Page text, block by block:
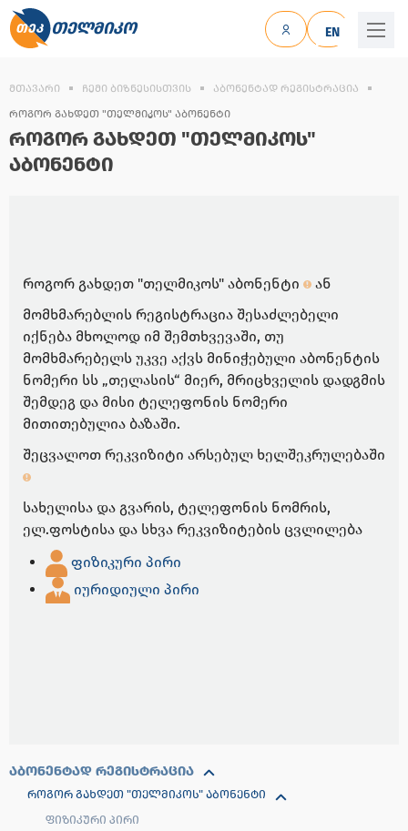
EN
ᲗᲔᲚᲛᲘᲙᲝ
ᲛᲗᲐᲕᲐᲠᲘ ᲩᲔᲛᲘ ᲑᲘᲖᲜᲔᲡᲘᲡᲗᲕᲘᲡ
ᲐᲑᲝᲜᲔᲜᲢᲐᲓ ᲠᲔᲒᲘᲡᲢᲠᲐᲪᲘᲐ
ᲠᲝᲒᲝᲠ ᲒᲐᲮᲓᲔᲗ "ᲗᲔᲚᲛᲘᲙᲝᲡ" ᲐᲑᲝᲜᲔᲜᲢᲘ
ᲠᲝᲒᲝᲠ ᲒᲐᲮᲓᲔᲗ "ᲗᲔᲚᲛᲘᲙᲝᲡ"
ᲐᲑᲝᲜᲔᲜᲢᲘ
ᲐᲑᲝᲜᲔᲜᲢᲐᲓ ᲠᲔᲒᲘᲡᲢᲠᲐᲪᲘᲐ
ᲠᲝᲒᲝᲠ ᲒᲐᲮᲓᲔᲗ "ᲗᲔᲚᲛᲘᲙᲝᲡ" ᲐᲑᲝᲜᲔᲜᲢᲘ
ᲤᲘᲖᲘᲙᲣᲠᲘ ᲞᲘᲠᲘ
როგორ გახდეთ "თელმიკოს" აბონენტი
ან
მომხმარებლის რეგისტრაცია შესაძლებელი
იქნება მხოლოდ იმ შემთხვევაში, თუ
მომხმარებელს უკვე აქვს მინიჭებული აბონენტის
ნომერი სს „თელასის“ მიერ, მრიცხველის დადგმის
შემდეგ და მისი ტელეფონის ნომერი
მითითებულია ბაზაში.
შეცვალოთ რეკვიზიტი არსებულ ხელშეკრულებაში
სახელისა და გვარის, ტელეფონის ნომრის,
ელ.ფოსტისა და სხვა რეკვიზიტების ცვლილება
ფიზიკური პირი
იურიდიული პირი